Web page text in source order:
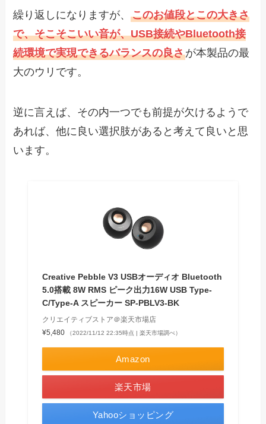
繰り返しになりますが、このお値段とこの大きさ
で、そこそこいい音が、USB接続やBluetooth接
続環境で実現できるバランスの良さが本製品の最
大のウリです。
逆に言えば、その内一つでも前提が欠けるようで
あれば、他に良い選択肢があると考えて良いと思
います。
Creative Pebble V3 USBオーディオ Bluetooth
5.0搭載 8W RMS ピーク出力16W USB Type-
C/Type-A スピーカー SP-PBLV3-BK
クリエイティブストア＠楽天市場店
¥5,480
（2022/11/12 22:35時点 | 楽天市場調べ）
Amazon
楽天市場
Yahooショッピング